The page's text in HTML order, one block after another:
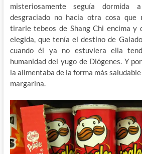
misteriosamente seguía
desgraciado no hacia otra cosa que
tirarle tebeos de Shang Chi encima y
elegida, que tenía el destino de
cuando él ya no estuviera ella
humanidad del yugo de Diógenes. Y
la alimentaba de la forma más
margarina.